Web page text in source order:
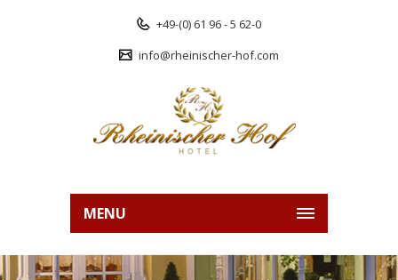
+49-(0) 61 96 - 5 62-0
info@rheinischer-hof.com
MENU